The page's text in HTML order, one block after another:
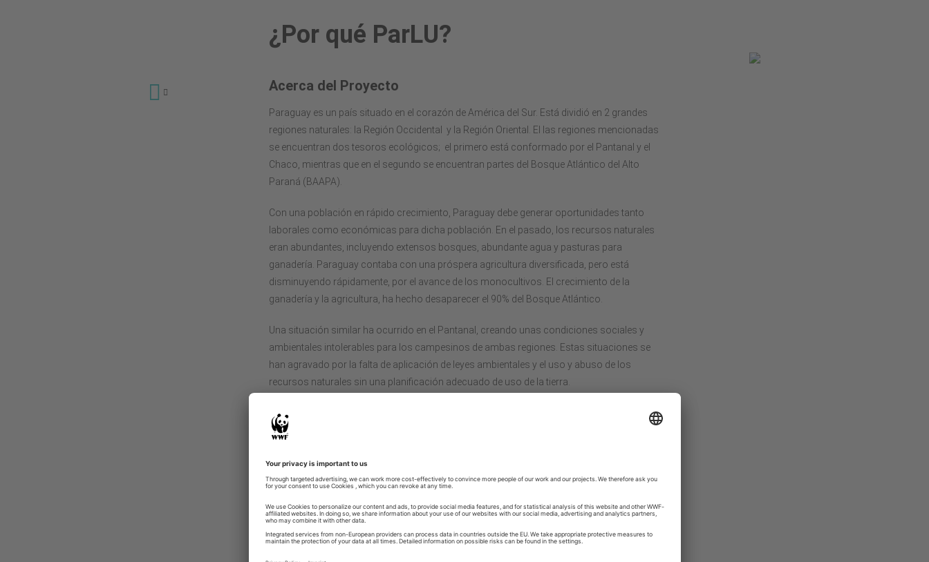
¿Por qué ParLU?
Acerca del Proyecto
Paraguay es un país situado en el corazón de América del Sur. Está dividió en 2 grandes
regiones naturales: la Región Occidental y la Región Oriental. El las regiones mencionadas
se encuentran dos tesoros ecológicos; el primero está conformado por el Pantanal y el
Chaco, mientras que en el segundo se encuentran partes del Bosque Atlántico del Alto
Paraná (BAAPA).
Con una población en rápido crecimiento, Paraguay debe generar oportunidades tanto
laborales como económicas para dicha población. En el pasado, los recursos naturales
eran abundantes, incluyendo extensos bosques, abundante agua y pasturas para
ganadería. Paraguay contaba con una próspera agricultura diversificada, pero está
disminuyendo rápidamente, por el avance de los monocultivos. El crecimiento de la
ganadería y la agricultura, ha hecho desaparecer el 90% del Bosque Atlántico.
Una situación similar ha ocurrido en el Pantanal, creando unas condiciones sociales y
ambientales intolerables para los campesinos de ambas regiones. Estas situaciones se
han agravado por la falta de aplicación de leyes ambientales y el uso y abuso de los
recursos naturales sin una planificación adecuado de uso de la tierra.
El Bosque Atlántico y el Pantanal, son dos de los ambientes naturales más importantes de
Sudamérica. En los últimos 10 años la agricultura se ha expandido en Paraguay y áreas
El Bosque Atlántico es uno de los bosques tropicales más amenazados del mundo, con
solo 7,4% de su área original. La vegetación predominante del BAAPA en Paraguay es un
bosque semi seco. La variación del medio ambiente local y el tipo de suelo, permiten la
aparición de otras comunidades vegetales como bambú y palmito.